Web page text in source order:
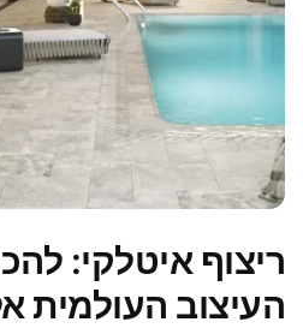
ריצוף איטלקי:
העיצוב העולמית